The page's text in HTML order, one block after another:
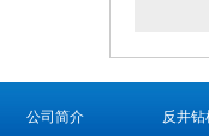
公司简介 反井钻